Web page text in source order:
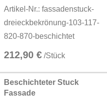
Artikel-Nr.: fassadenstuck-
dreieckbekrönung-103-117-
820-870-beschichtet
212,90 € /Stück
Beschichteter Stuck
Fassade